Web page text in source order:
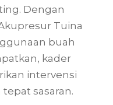
Dengan
Tuina
buah
kader
intervensi
sasaran.